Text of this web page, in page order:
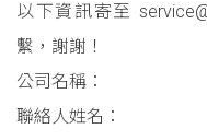
以下資訊寄至
繫，謝謝！
公司名稱：
聯絡人姓名：